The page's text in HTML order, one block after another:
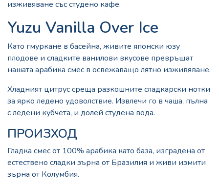
изживяване със студено кафе.
Yuzu Vanilla Over Ice
Като гмуркане в басейна, живите японски юзу
плодове и сладките ванилови вкусове превръщат
нашата арабика смес в освежаващо лятно изживяване.
Хладният цитрус среща разкошните сладкарски нотки
за ярко ледено удоволствие. Извлечи го в чаша, пълна
с ледени кубчета, и долей студена вода.
ПРОИЗХОД
Гладка смес от 100% арабика като база, изградена от
естествено сладки зърна от Бразилия и живи измити
зърна от Колумбия.